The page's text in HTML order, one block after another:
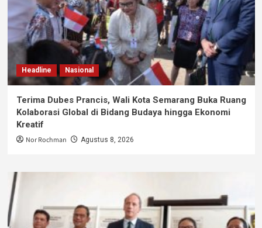
Headline Nasional
Terima Dubes Prancis, Wali Kota Semarang Buka Ruang
Kolaborasi Global di Bidang Budaya hingga Ekonomi
Kreatif
Nor Rochman Agustus 8, 2026